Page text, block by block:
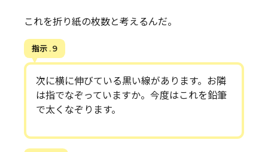
これを折り紙の枚数と考えるんだ。
指示 . 9
次に横に伸びている黒い線があります。お隣
は指でなぞっていますか。今度はこれを鉛筆
で太くなぞります。